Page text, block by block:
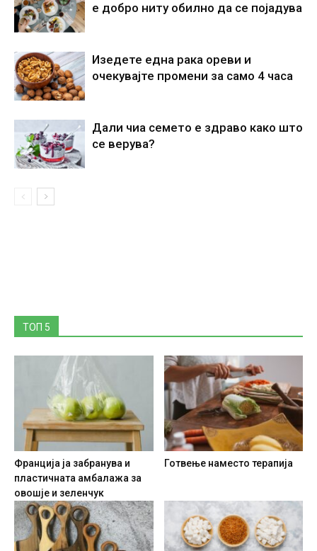
е добро ниту обилно да се појадува
Изедете една рака ореви и
очекувајте промени за само 4 часа
Дали чиа семето е здраво како што
се верува?
ТОП 5
Франција ја забранува и
пластичната амбалажа за
овошје и зеленчук
Готвење наместо терапија